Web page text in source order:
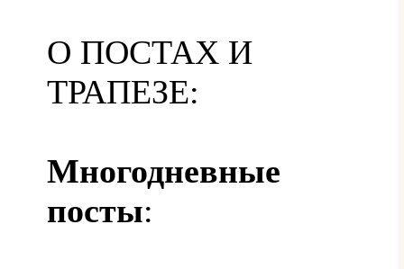
О ПОСТАХ И
ТРАПЕЗЕ:
Многодневные
посты: